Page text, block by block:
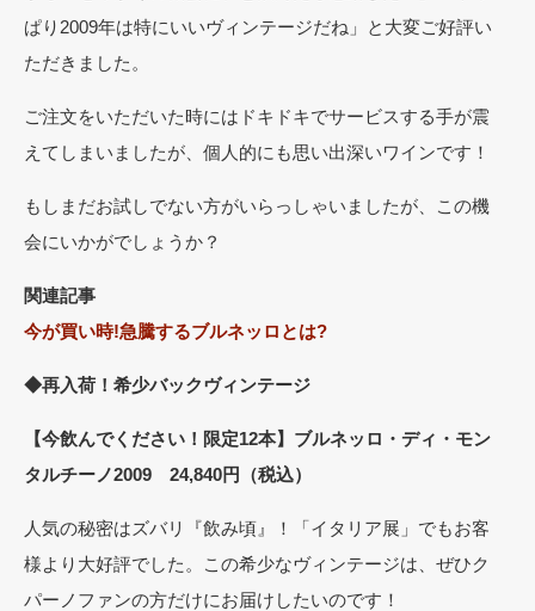
ぱり2009年は特にいいヴィンテージだね」
と大変ご好評い
ただきました。
ご注文をいただいた時にはドキドキでサービスする手が震
えてしま いましたが、個人的にも思い出深いワインです！
もしまだお試しでない方がいらっしゃいましたが、
この機
会にいかがでしょうか？
関連記事
今が買い時!急騰するブルネッロとは?
◆再入荷！希少バックヴィンテージ
【今飲んでください！限定12本】ブルネッロ・ディ・モン
タルチーノ2009 24,840円（税込）
人気の秘密はズバリ『飲み頃』！「イタリア展」でもお客
様より大好評でした。この希少なヴィンテージは、ぜひク
パーノファンの方だけにお届けしたいのです！